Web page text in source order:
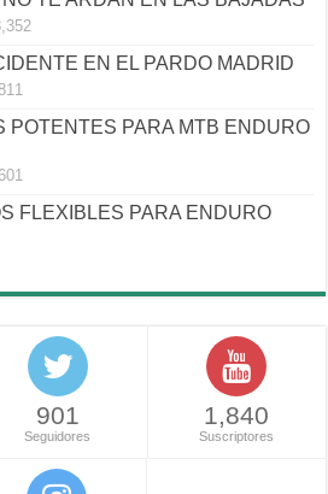
EN EL PARDO MADRID
POTENTES PARA MTB ENDURO
FLEXIBLES PARA ENDURO
901
Seguidores
1,840
Suscriptores